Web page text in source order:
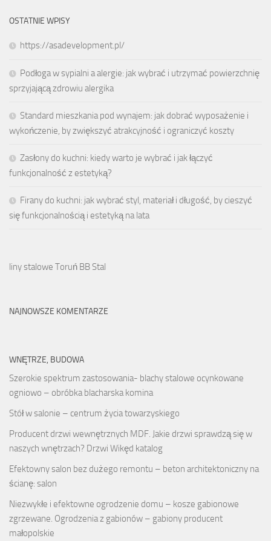
OSTATNIE WPISY
https://asadevelopment.pl/
Podłoga w sypialni a alergie: jak wybrać i utrzymać powierzchnię
sprzyjającą zdrowiu alergika
Standard mieszkania pod wynajem: jak dobrać wyposażenie i
wykończenie, by zwiększyć atrakcyjność i ograniczyć koszty
Zasłony do kuchni: kiedy warto je wybrać i jak łączyć
funkcjonalność z estetyką?
Firany do kuchni: jak wybrać styl, materiał i długość, by cieszyć
się funkcjonalnością i estetyką na lata
liny stalowe Toruń BB Stal
NAJNOWSZE KOMENTARZE
WNĘTRZE, BUDOWA
Szerokie spektrum zastosowania- blachy stalowe ocynkowane
ogniowo – obróbka blacharska komina
Stół w salonie – centrum życia towarzyskiego
Producent drzwi wewnętrznych MDF. Jakie drzwi sprawdzą się w
naszych wnętrzach? Drzwi Wikęd katalog
Efektowny salon bez dużego remontu – beton architektoniczny na
ścianę: salon
Niezwykłe i efektowne ogrodzenie domu – kosze gabionowe
zgrzewane. Ogrodzenia z gabionów – gabiony producent
małopolskie